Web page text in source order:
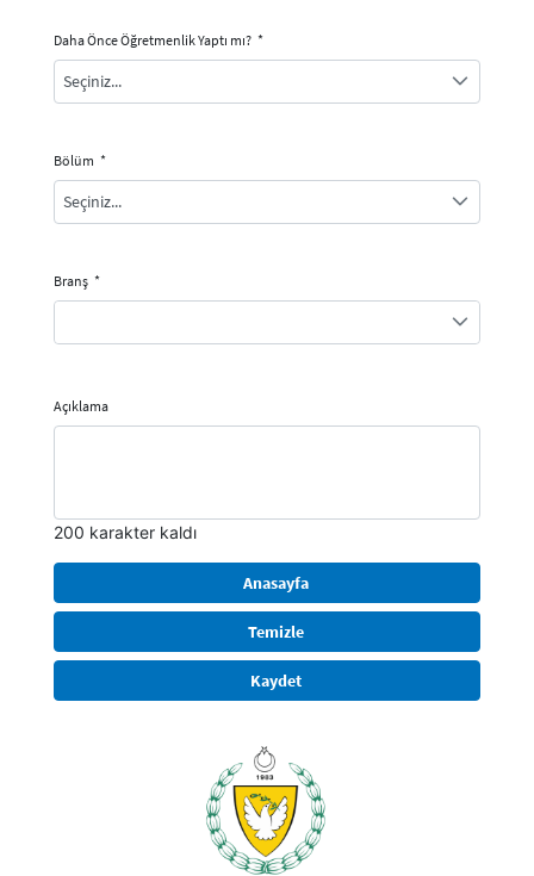
Daha Önce Öğretmenlik Yaptı mı? *
Seçiniz...
Bölüm *
Seçiniz...
Branş *
Açıklama
200 karakter kaldı
Kaydet
Temizle
Anasayfa